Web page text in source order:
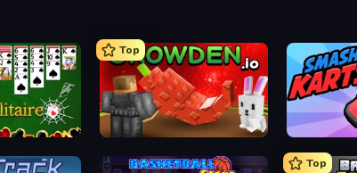
Top
Grow A Garden | Growden.io Smash Karts
Top